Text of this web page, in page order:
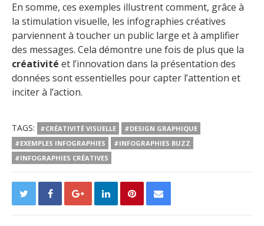
En somme, ces exemples illustrent comment, grâce à
la stimulation visuelle, les infographies créatives
parviennent à toucher un public large et à amplifier
des messages. Cela démontre une fois de plus que la
créativité et l’innovation dans la présentation des
données sont essentielles pour capter l’attention et
inciter à l’action.
TAGS: #CRÉATIVITÉ VISUELLE
#DESIGN GRAPHIQUE
#EXEMPLES INFOGRAPHIES
#INFOGRAPHIES BUZZ
#INFOGRAPHIES CRÉATIVES